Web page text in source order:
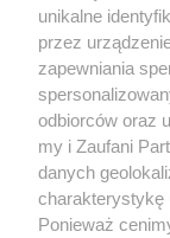
O FIRMIE
REKLAMA
unikalne
przez
zapewniania
odbiorców oraz
my i Zaufani
danych
charakterystykę
Ponieważ